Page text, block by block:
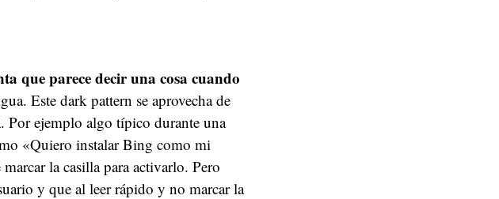
que parece decir una cosa cuando
Este dark pattern se aprovecha de
Por ejemplo algo típico durante una
«Quiero instalar Bing como mi
la casilla para activarlo. Pero
y que al leer rápido y no marcar la